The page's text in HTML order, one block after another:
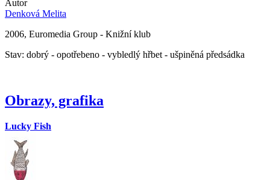
Autor
Denková Melita
2006, Euromedia Group - Knižní klub
Stav: dobrý - opotřebeno - vybledlý hřbet - ušpiněná předsádka
Obrazy, grafika
Lucky Fish